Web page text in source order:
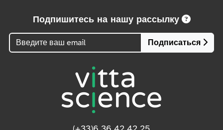
Подпишитесь на нашу рассылку
Подписаться